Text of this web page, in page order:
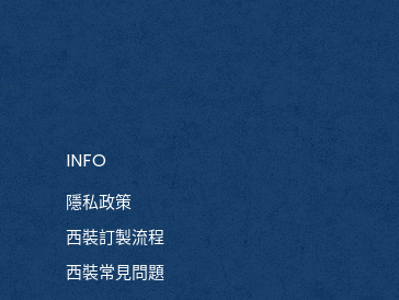
INFO
隱私政策
西裝訂製流程
西裝常見問題